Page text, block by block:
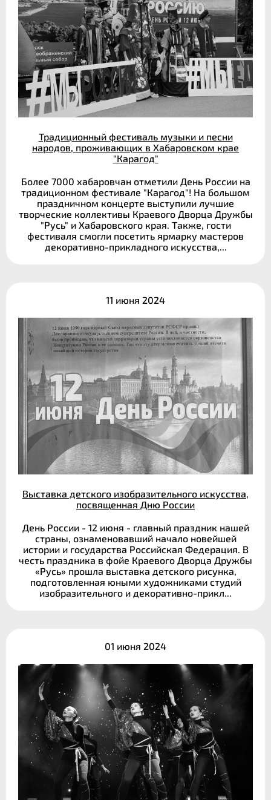
Традиционный фестиваль музыки и песни
народов, проживающих в Хабаровском крае
"Карагод"
Более 7000 хабаровчан отметили День России на
традиционном фестивале "Карагод"! На большом
праздничном концерте выступили лучшие
творческие коллективы Краевого Дворца Дружбы
"Русь" и Хабаровского края. Также, гости
фестиваля смогли посетить ярмарку мастеров
декоративно-прикладного искусства,...
11 июня 2024
Выставка детского изобразительного искусства,
посвященная Дню России
День России - 12 июня - главный праздник нашей
страны, ознаменовавший начало новейшей
истории и государства Российская Федерация. В
честь праздника в фойе Краевого Дворца Дружбы
«Русь» прошла выставка детского рисунка,
подготовленная юными художниками студий
изобразительного и декоративно-прикл...
01 июня 2024